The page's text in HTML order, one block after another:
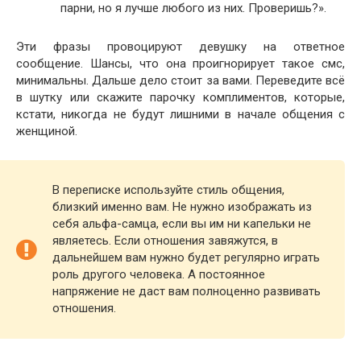
парни, но я лучше любого из них. Проверишь?».
Эти фразы провоцируют девушку на ответное
сообщение. Шансы, что она проигнорирует такое смс,
минимальны. Дальше дело стоит за вами. Переведите всё
в шутку или скажите парочку комплиментов, которые,
кстати, никогда не будут лишними в начале общения с
женщиной.
В переписке используйте стиль общения,
близкий именно вам. Не нужно изображать из
себя альфа-самца, если вы им ни капельки не
являетесь. Если отношения завяжутся, в
дальнейшем вам нужно будет регулярно играть
роль другого человека. А постоянное
напряжение не даст вам полноценно развивать
отношения.